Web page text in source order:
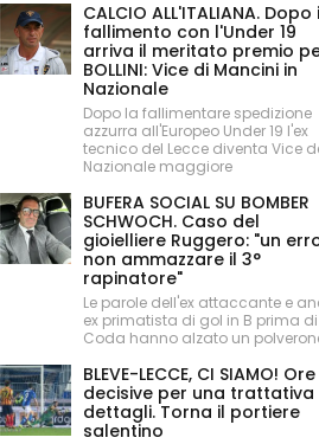
CALCIO ALL'ITALIANA. Dopo
fallimento con l'Under 19
arriva il meritato premio
BOLLINI: Vice di Mancini in
Nazionale
Dopo la fallimentare spedizione
azzurra all'Europeo Under 19 l'ex
tecnico del Lecce diventa Vice
Nazionale maggiore
BUFERA SOCIAL SU BOMBER
SCHWOCH. Caso del
gioielliere Ruggero: "un
non ammazzare il 3°
rapinatore"
Le parole dell'ex attaccante e
ex primatista di gol in B prima di
Coda hanno alzato un
BLEVE-LECCE, CI SIAMO! Ore
decisive per una trattativa
dettagli. Torna il portiere
salentino